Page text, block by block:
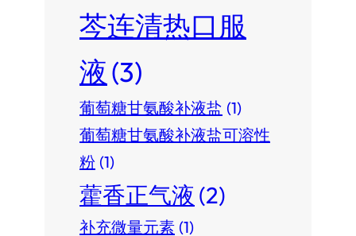
芩连清热口服
液(3)
葡萄糖甘氨酸补液盐 (1)
葡萄糖甘氨酸补液盐可溶性
粉 (1)
藿香正气液 (2)
补充微量元素 (1)